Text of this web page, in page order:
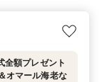
全額プレゼント
オマール海老な